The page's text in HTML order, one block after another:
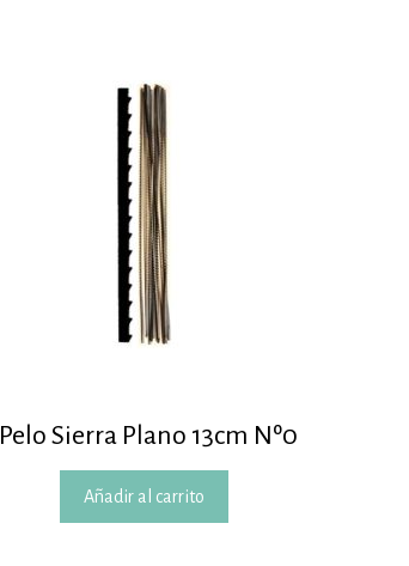
Pelo Sierra Plano 13cm Nº0
Añadir al carrito